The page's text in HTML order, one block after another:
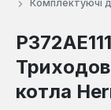
Комплектуючі
котла